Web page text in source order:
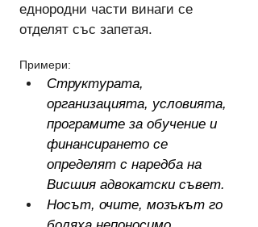
еднородни части винаги се
отделят със запетая.
Примери:
Структурата,
организацията, условията,
програмите за обучение и
финансирането се
определят с наредба на
Висшия адвокатски съвет.
Носът, очите, мозъкът го